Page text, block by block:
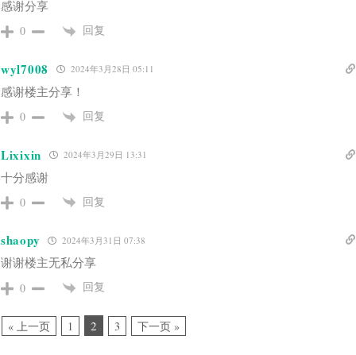
感谢分享
0 回复
wyl7008 2024年3月28日 05:11
感谢楼主分享！
0 回复
Lixixin 2024年3月29日 13:31
十分感谢
0 回复
shaopy 2024年3月31日 07:38
谢谢楼主无私分享
0 回复
« 上一页 1 2 3 下一页 »